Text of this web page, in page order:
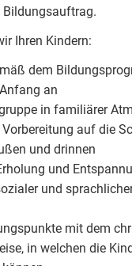
Ihren Kindern:
dem
an
in familiärer
auf die
und drinnen
und
und
mit dem
in welchen die